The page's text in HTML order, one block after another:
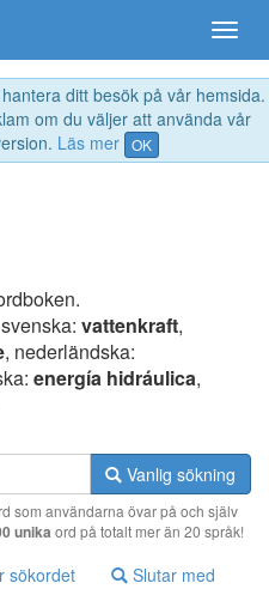
ditt besök på vår hemsida.
om du väljer att använda vår
Läs mer OK
vattenkraft,
, nederländska:
energía hidráulica,
Vanlig sökning
som användarna övar på och själv
unika ord på totalt mer än 20 språk!
sökordet Slutar med